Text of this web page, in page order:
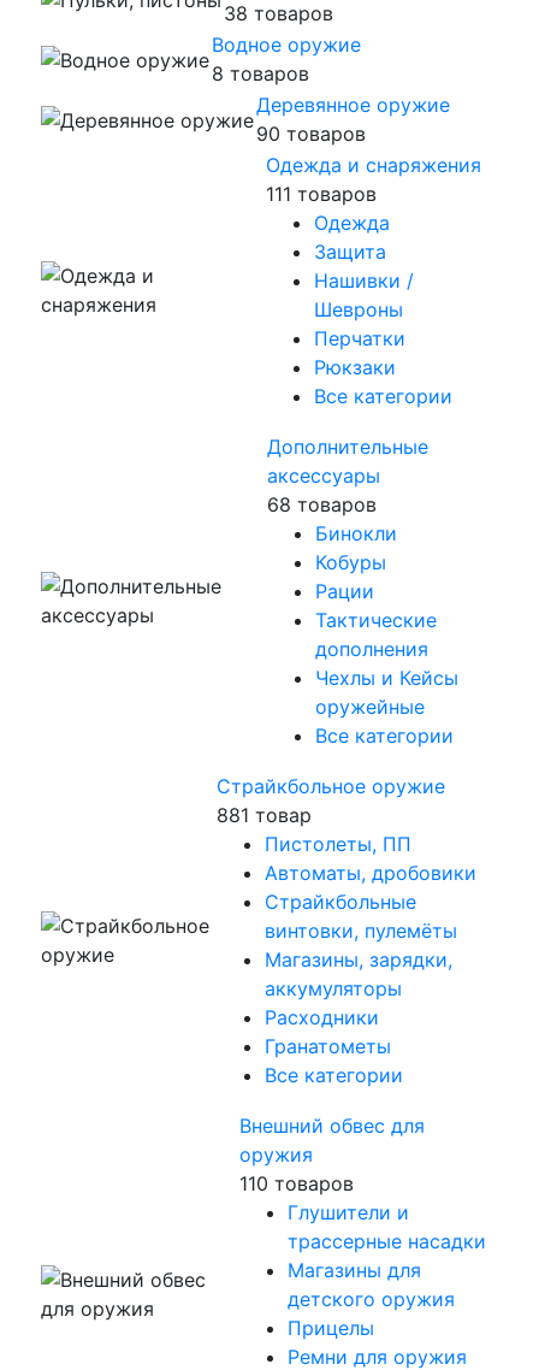
38 товаров
Водное оружие
8 товаров
Деревянное оружие
90 товаров
Одежда и снаряжения
111 товаров
Одежда
Защита
Нашивки /
Шевроны
Перчатки
Рюкзаки
Все категории
Дополнительные
аксессуары
68 товаров
Бинокли
Кобуры
Рации
Тактические
дополнения
Чехлы и Кейсы
оружейные
Все категории
Страйкбольное оружие
881 товар
Пистолеты, ПП
Автоматы, дробовики
Страйкбольные
винтовки, пулемёты
Магазины, зарядки,
аккумуляторы
Расходники
Гранатометы
Все категории
Внешний обвес для
оружия
110 товаров
Глушители и
трассерные насадки
Магазины для
детского оружия
Прицелы
Ремни для оружия